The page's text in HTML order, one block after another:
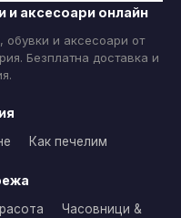
аксесоари онлайн
и аксесоари от
Безплатна доставка и
Как печелим
Часовници &